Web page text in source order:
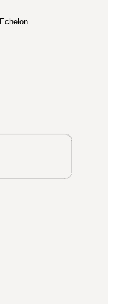
Echelon